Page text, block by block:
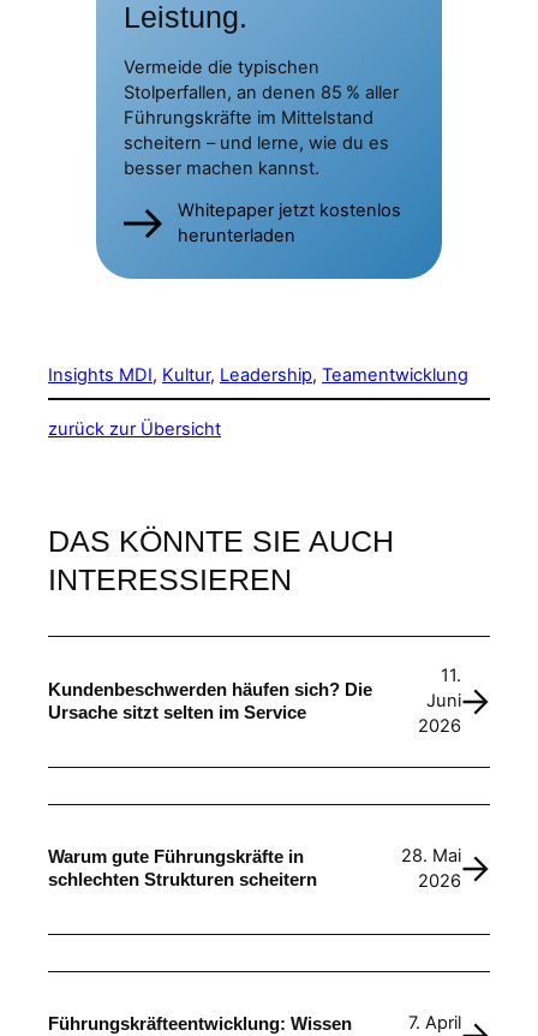
Leistung.
Vermeide die typischen
Stolperfallen, an denen 85 % aller
Führungskräfte im Mittelstand
scheitern – und lerne, wie du es
besser machen kannst.
Whitepaper jetzt kostenlos
herunterladen
Insights MDI, Kultur, Leadership, Teamentwicklung
zurück zur Übersicht
DAS KÖNNTE SIE AUCH
INTERESSIEREN
Kundenbeschwerden häufen sich? Die
Ursache sitzt selten im Service
11.
Juni
2026
Warum gute Führungskräfte in
schlechten Strukturen scheitern
28. Mai
2026
Führungskräfteentwicklung: Wissen
7. April